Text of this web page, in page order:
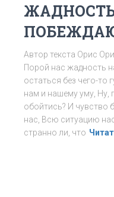
Автор текста Орис
Порой нас жадность
остаться без чего-то
нам и нашему уму, Ну,
обойтись? И чувство
нас, Всю ситуацию
странно ли, что